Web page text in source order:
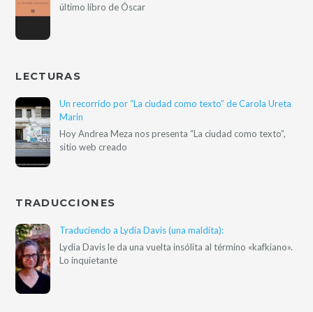
último libro de Óscar
LECTURAS
Un recorrido por “La ciudad como texto” de Carola Ureta
Marin
Hoy Andrea Meza nos presenta “La ciudad como texto”,
sitio web creado
TRADUCCIONES
Traduciendo a Lydia Davis (una maldita):
Lydia Davis le da una vuelta insólita al término «kafkiano».
Lo inquietante